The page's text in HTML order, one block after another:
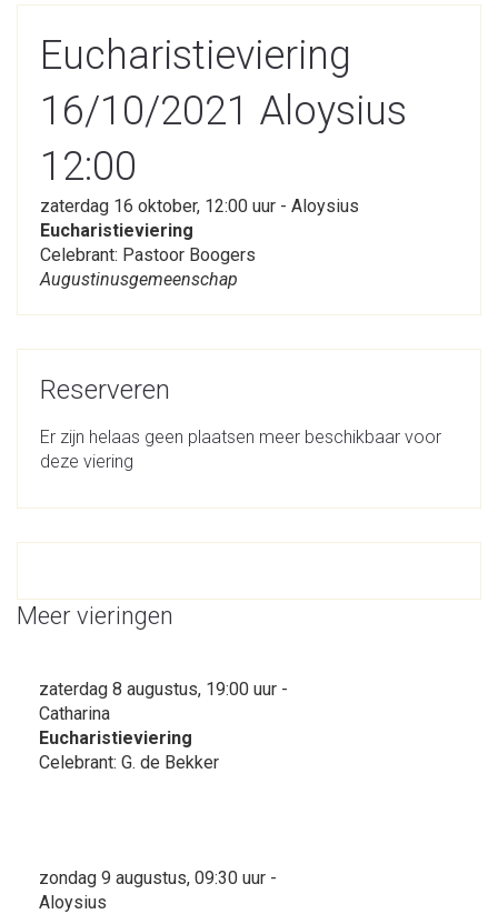
Eucharistieviering
16/10/2021 Aloysius
12:00
zaterdag 16 oktober, 12:00 uur - Aloysius
Eucharistieviering
Celebrant: Pastoor Boogers
Augustinusgemeenschap
Reserveren
Er zijn helaas geen plaatsen meer beschikbaar voor
deze viering
Meer vieringen
zaterdag 8 augustus, 19:00 uur -
Catharina
Eucharistieviering
Celebrant: G. de Bekker
zondag 9 augustus, 09:30 uur -
Aloysius